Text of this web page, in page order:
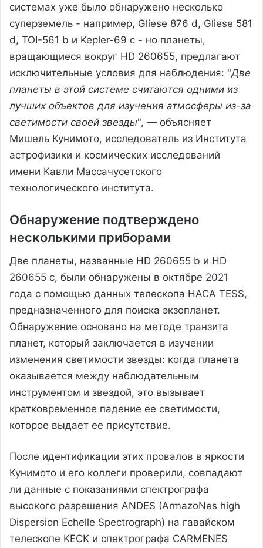
системах уже было обнаружено несколько
суперземель - например, Gliese 876 d, Gliese 581
d, TOI-561 b и Kepler-69 c - но планеты,
вращающиеся вокруг HD 260655, предлагают
исключительные условия для наблюдения: "Две
планеты в этой системе считаются одними из
лучших объектов для изучения атмосферы из-за
светимости своей звезды", — объясняет
Мишель Кунимото, исследователь из Института
астрофизики и космических исследований
имени Кавли Массачусетского
технологического института.
Обнаружение подтверждено
несколькими приборами
Две планеты, названные HD 260655 b и HD
260655 c, были обнаружены в октябре 2021
года с помощью данных телескопа НАСА TESS,
предназначенного для поиска экзопланет.
Обнаружение основано на методе транзита
планет, который заключается в изучении
изменения светимости звезды: когда планета
оказывается между наблюдательным
инструментом и звездой, это вызывает
кратковременное падение ее светимости,
которое выдает ее присутствие.
После идентификации этих провалов в яркости
Кунимото и его коллеги проверили, совпадают
ли данные с показаниями спектрографа
высокого разрешения ANDES (ArmazoNes high
Dispersion Echelle Spectrograph) на гавайском
телескопе KECK и спектрографа CARMENES